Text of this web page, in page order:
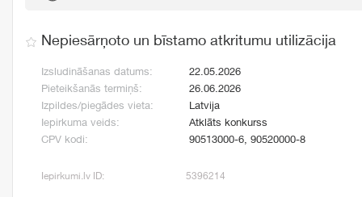
Nepiesārņoto un bīstamo atkritumu utilizācija
Izsludināšanas datums:
22.05.2026
Pieteikšanās termiņš:
26.06.2026
Izpildes/piegādes vieta:
Latvija
Iepirkuma veids:
Atklāts konkurss
CPV kodi:
90513000-6, 90520000-8
Iepirkumi.lv ID: 5396214